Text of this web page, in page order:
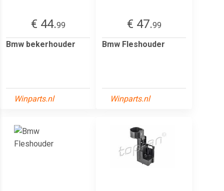
€ 44.99
Bmw bekerhouder
Winparts.nl
€ 47.99
Bmw Fleshouder
Winparts.nl